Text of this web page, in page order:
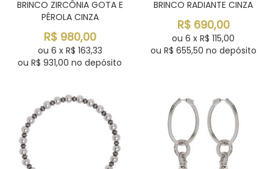
BRINCO ZIRCÔNIA GOTA E
PÉROLA CINZA
R$ 980,00
ou 6 x R$ 163,33
ou R$ 931,00 no depósito
BRINCO RADIANTE CINZA
R$ 690,00
ou 6 x R$ 115,00
ou R$ 655,50 no depósito